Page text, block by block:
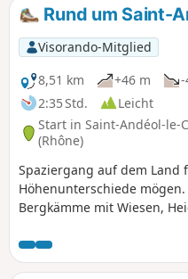
Rund um Saint-
Visorando-Mitglied
8,51 km
+46 m
-
2:35 Std.
Leicht
Start in Saint-Andéol-le-
(Rhône)
Spaziergang auf dem
Höhenunterschiede
Bergkämme mit Wiesen,